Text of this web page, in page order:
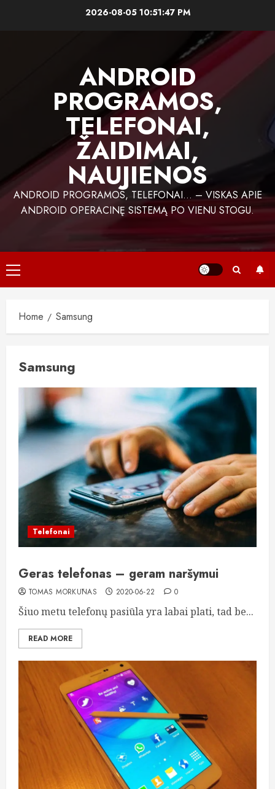
2026-08-05 10:51:48 PM
ANDROID
PROGRAMOS,
TELEFONAI,
ŽAIDIMAI,
NAUJIENOS
ANDROID PROGRAMOS, TELEFONAI… – VISKAS APIE
ANDROID OPERACINĘ SISTEMĄ PO VIENU STOGU.
Primary
Menu
Home Samsung
Samsung
Telefonai
Geras telefonas – geram naršymui
TOMAS MORKŪNAS 2020-06-22 0
Šiuo metu telefonų pasiūla yra labai plati, tad be...
READ MORE